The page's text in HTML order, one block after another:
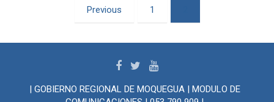
s
Previous 1
| GOBIERNO REGIONAL DE MOQUEGUA | MODULO DE